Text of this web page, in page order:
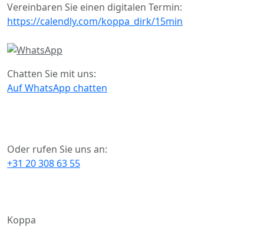
Vereinbaren Sie einen digitalen Termin:
https://calendly.com/koppa_dirk/15min
Chatten Sie mit uns:
Auf WhatsApp chatten
Oder rufen Sie uns an:
+31 20 308 63 55
Koppa